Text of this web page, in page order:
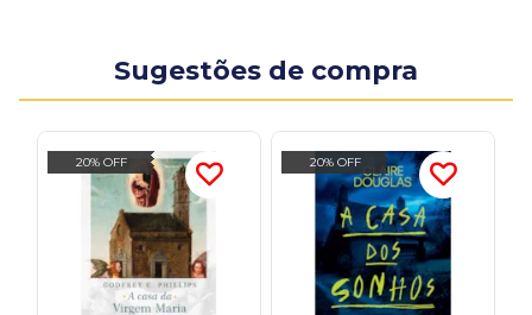
Sugestões de compra
20% OFF 20% OFF